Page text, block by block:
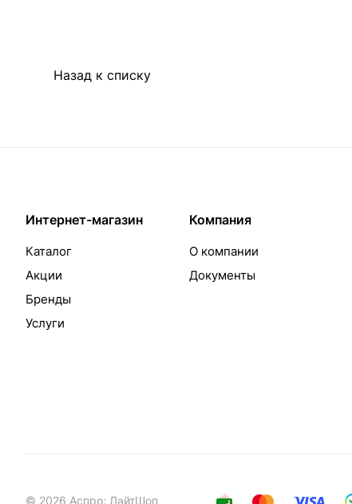
Назад к списку
Интернет-магазин
Каталог
Акции
Бренды
Услуги
Компания
О компании
Документы
© 2026 Аспро: ЛайтШоп